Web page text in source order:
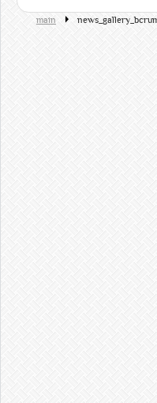
main